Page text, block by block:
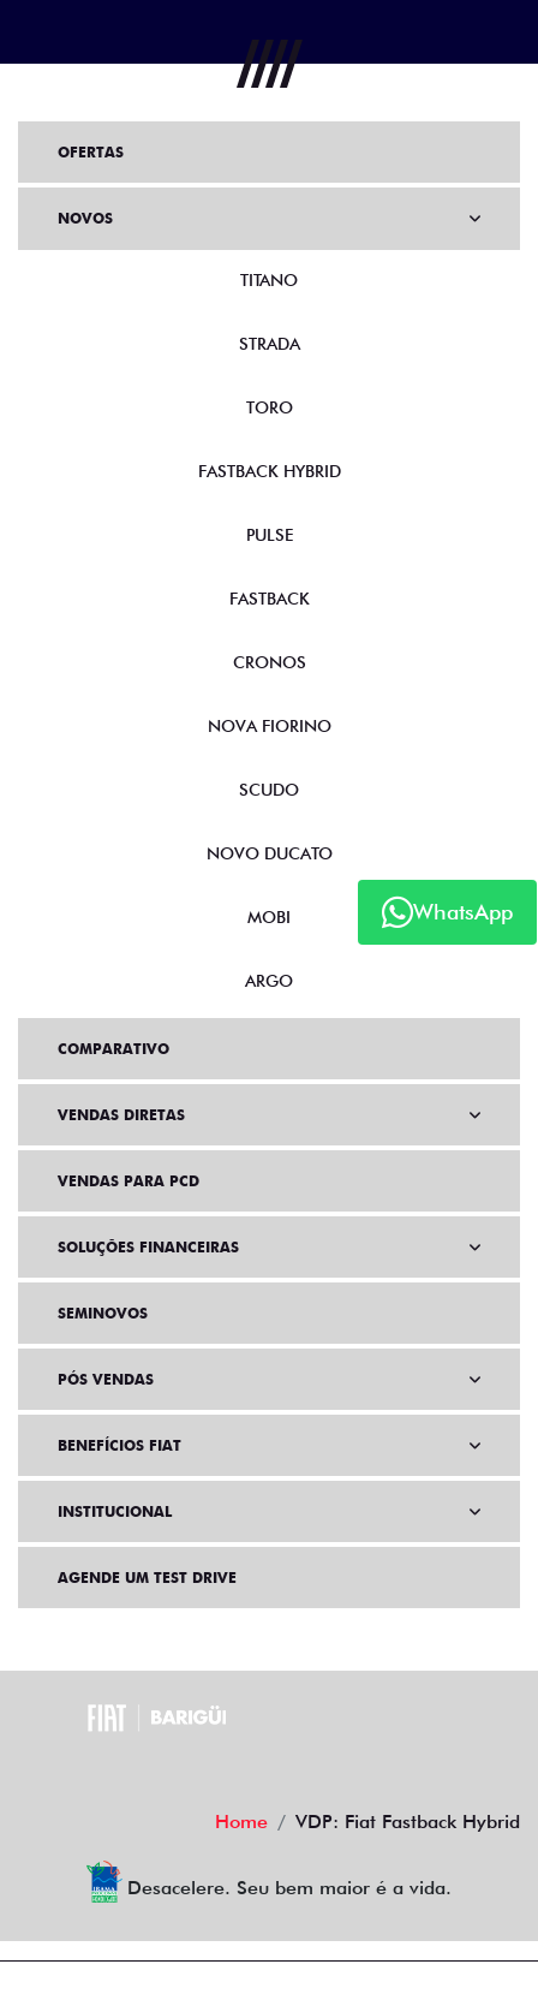
WhatsApp
OFERTAS
NOVOS
TITANO
STRADA
TORO
FASTBACK HYBRID
PULSE
FASTBACK
CRONOS
NOVA FIORINO
SCUDO
NOVO DUCATO
MOBI
ARGO
COMPARATIVO
VENDAS DIRETAS
VENDAS PARA PCD
SOLUÇÕES FINANCEIRAS
SEMINOVOS
PÓS VENDAS
BENEFÍCIOS FIAT
INSTITUCIONAL
AGENDE UM TEST DRIVE
Home VDP: Fiat Fastback Hybrid
Desacelere. Seu bem maior é a vida.